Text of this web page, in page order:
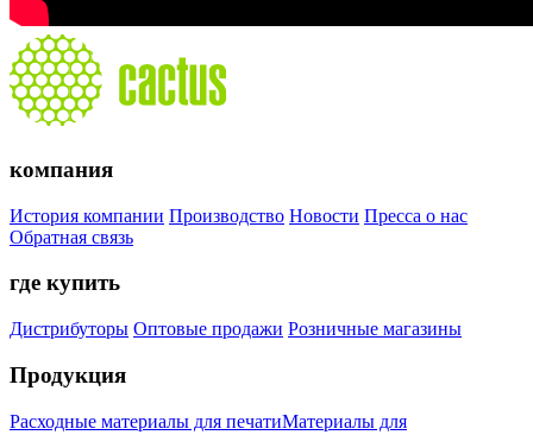
компания
История компании Производство Новости Пресса о нас
Обратная связь
где купить
Дистрибуторы Оптовые продажи Розничные магазины
Продукция
Расходные материалы для печатиМатериалы для